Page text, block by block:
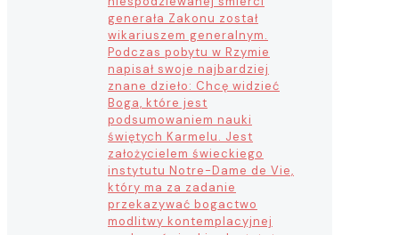
generała Zakonu został
wikariuszem generalnym.
Podczas pobytu w Rzymie
napisał swoje najbardziej
znane dzieło: Chcę widzieć
Boga, które jest
podsumowaniem nauki
świętych Karmelu. Jest
założycielem świeckiego
instytutu Notre-Dame de Vie,
który ma za zadanie
przekazywać bogactwo
modlitwy kontemplacyjnej